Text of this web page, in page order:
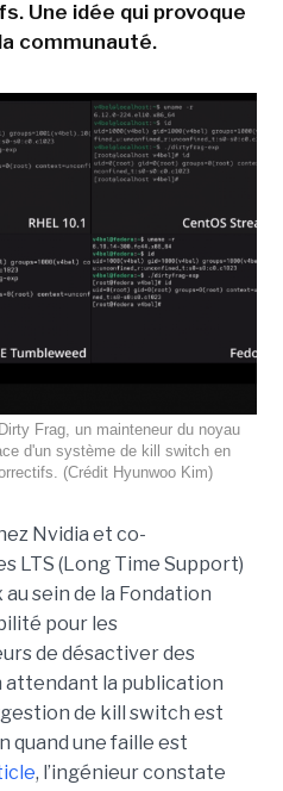
Une idée qui provoque
communauté.
Frag, un mainteneur du noyau
d'un système de kill switch en
(Crédit Hyunwoo Kim)
Nvidia et co-
LTS (Long Time Support)
sein de la Fondation
pour les
de désactiver des
la publication
de kill switch est
quand une faille est
, l’ingénieur constate